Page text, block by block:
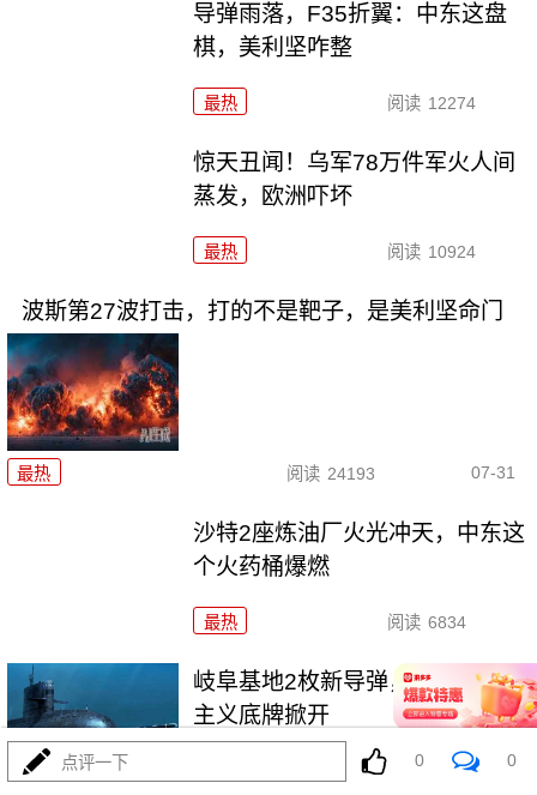
导弹雨落，F35折翼：中东这盘
棋，美利坚咋整
最热 阅读 12274
惊天丑闻！乌军78万件军火人间
蒸发，欧洲吓坏
最热 阅读 10924
波斯第27波打击，打的不是靶子，是美利坚命门
最热 阅读 24193 07-31
沙特2座炼油厂火光冲天，中东这
个火药桶爆燃
最热 阅读 6834
岐阜基地2枚新导弹，把东瀛军国
主义底牌掀开
阅读 6793
点评一下 0 0